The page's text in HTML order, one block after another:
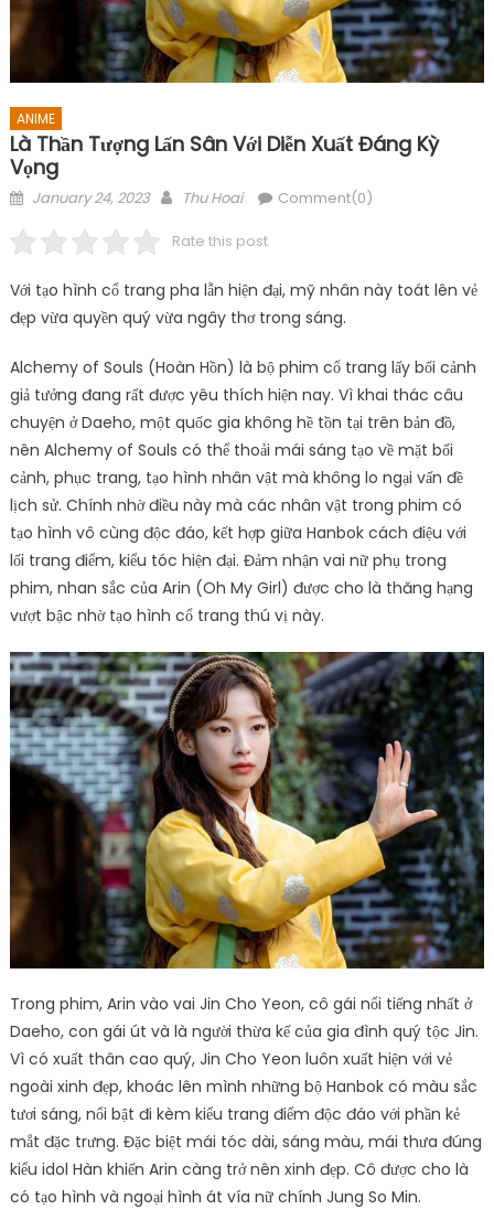
ANIME
Là Thần Tượng Lấn Sân Với Diễn Xuất Đáng Kỳ
Vọng
Posted
January 24, 2023 Author
Thu Hoai Comment(0)
Rate this post
Với tạo hình cổ trang pha lẫn hiện đại, mỹ nhân này toát lên vẻ
đẹp vừa quyền quý vừa ngây thơ trong sáng.
Alchemy of Souls (Hoàn Hồn) là bộ phim cổ trang lấy bối cảnh
giả tưởng đang rất được yêu thích hiện nay. Vì khai thác câu
chuyện ở Daeho, một quốc gia không hề tồn tại trên bản đồ,
nên Alchemy of Souls có thể thoải mái sáng tạo về mặt bối
cảnh, phục trang, tạo hình nhân vật mà không lo ngại vấn đề
lịch sử. Chính nhờ điều này mà các nhân vật trong phim có
tạo hình vô cùng độc đáo, kết hợp giữa Hanbok cách điệu với
lối trang điểm, kiểu tóc hiện đại. Đảm nhận vai nữ phụ trong
phim, nhan sắc của Arin (Oh My Girl) được cho là thăng hạng
vượt bậc nhờ tạo hình cổ trang thú vị này.
Trong phim, Arin vào vai Jin Cho Yeon, cô gái nổi tiếng nhất ở
Daeho, con gái út và là người thừa kế của gia đình quý tộc Jin.
Vì có xuất thân cao quý, Jin Cho Yeon luôn xuất hiện với vẻ
ngoài xinh đẹp, khoác lên mình những bộ Hanbok có màu sắc
tươi sáng, nổi bật đi kèm kiểu trang điểm độc đáo với phần kẻ
mắt đặc trưng. Đặc biệt mái tóc dài, sáng màu, mái thưa đúng
kiểu idol Hàn khiến Arin càng trở nên xinh đẹp. Cô được cho là
có tạo hình và ngoại hình át vía nữ chính Jung So Min.